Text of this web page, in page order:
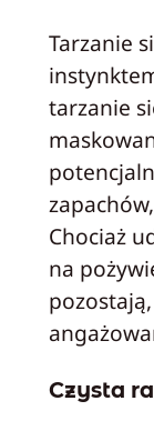
Tarzanie
tarzanie
Chociaż
na
Czysta